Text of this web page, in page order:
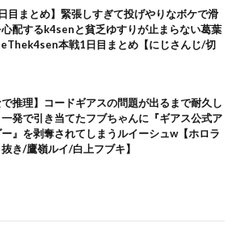
目まとめ】緊張しすぎて投げやりなボケで滑
配するk4senと貧乏ゆすりが止まらない葛葉
本戦1日目まとめ【にじさんじ/切
で推理】コードギアスの問題が出るまで耐久し
発で引き当てたフブちゃんに『ギアス公式ア
』を剥奪されてしまうルイーシュw【ホロラ
き/鷹嶺ルイ/白上フブキ】